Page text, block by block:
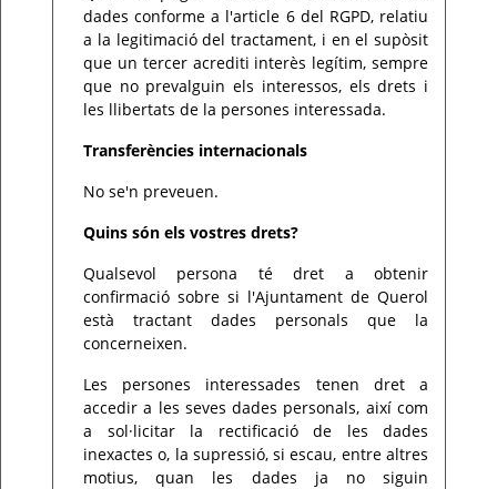
dades conforme a l'article 6 del RGPD, relatiu
a la legitimació del tractament, i en el supòsit
que un tercer acrediti interès legítim, sempre
que no prevalguin els interessos, els drets i
les llibertats de la persones interessada.
Transferències internacionals
No se'n preveuen.
Quins són els vostres drets?
Qualsevol persona té dret a obtenir
confirmació sobre si l'Ajuntament de Querol
està tractant dades personals que la
concerneixen.
Les persones interessades tenen dret a
accedir a les seves dades personals, així com
a sol·licitar la rectificació de les dades
inexactes o, la supressió, si escau, entre altres
motius, quan les dades ja no siguin